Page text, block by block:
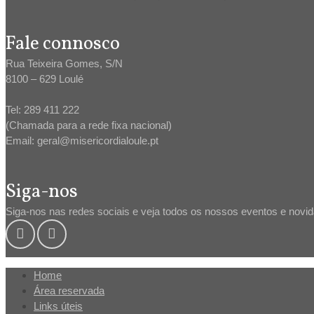
Fale connosco
Rua Teixeira Gomes, S/N
8100 – 629 Loulé
Tel: 289 411 222
(Chamada para a rede fixa nacional)
Email: geral@misericordialoule.pt
Siga-nos
Siga-nos nas redes sociais e veja todos os nossos eventos e
Home
Área reservada
Links úteis